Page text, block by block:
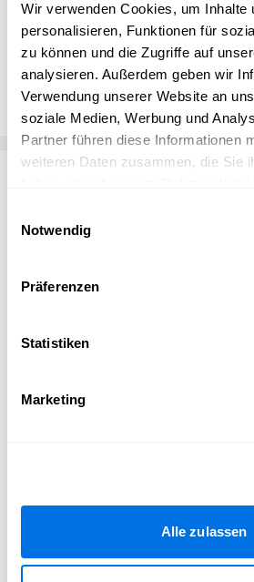
Wir verwenden Cookies, um Inhalte
personalisieren, Funktionen für
zu können und die Zugriffe auf
analysieren. Außerdem geben wir
Verwendung unserer Website an
soziale Medien, Werbung und
Partner führen diese Informationen
weiteren Daten zusammen, die Sie
Notwendig
Präferenzen
Statistiken
Marketing
Alle zulassen
Ladenburg erleben
Ladenburg erleben